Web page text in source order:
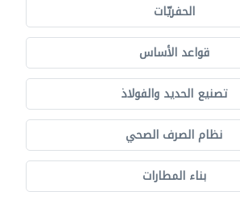
الحفريّات
قواعد الأساس
تصنيع الحديد والفولاذ
نظام الصرف الصحي
بناء المطارات